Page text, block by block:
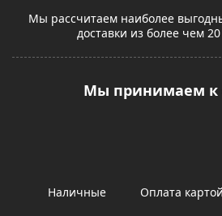
Мы рассчитаем наиболее
доставки из более чем
Мы принимаем к
Наличные Оплата картой